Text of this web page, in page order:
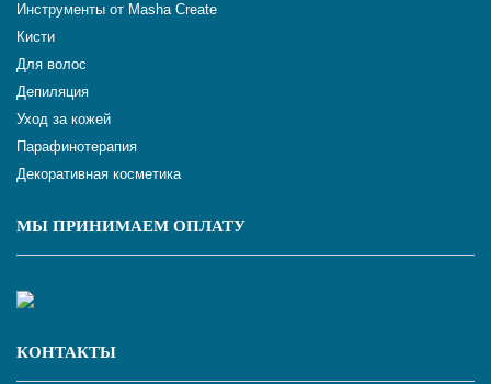
Инструменты от Masha Create
Кисти
Для волос
Депиляция
Уход за кожей
Парафинотерапия
Декоративная косметика
МЫ ПРИНИМАЕМ ОПЛАТУ
КОНТАКТЫ